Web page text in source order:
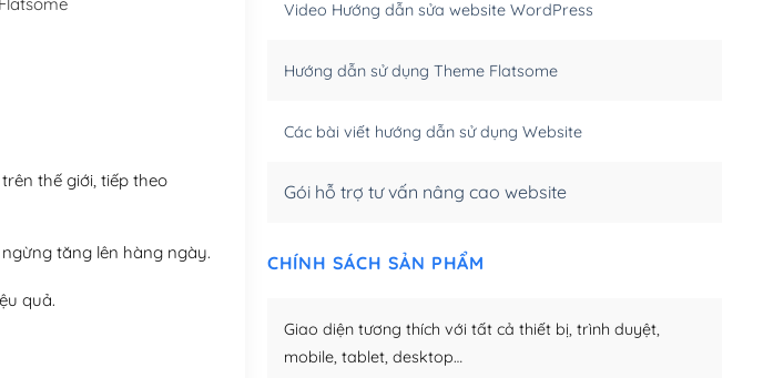
(+950,000₫)
thế giới, tiếp theo
tăng lên hàng ngày.
quả.
Video Hướng dẫn sửa website WordPress
Hướng dẫn sử dụng Theme Flatsome
Các bài viết hướng dẫn sử dụng Website
Gói hỗ trợ tư vấn nâng cao website
CHÍNH SÁCH SẢN PHẨM
Giao diện tương thích với tất cả thiết bị, trình duyệt,
mobile, tablet, desktop…